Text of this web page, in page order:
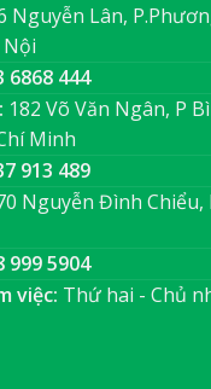
Nguyễn Lân,
Nội
6868 444
182 Võ Văn Ngân, P
Minh
913 489
Nguyễn Đình Chiểu,
999 5904
việc: Thứ hai - Chủ